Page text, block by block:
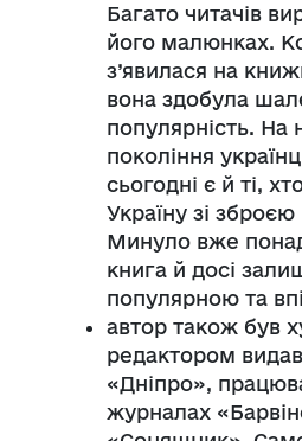
Багато читачів
його малюнках.
з’явилася на
вона здобула
популярність. На
покоління
сьогодні є й ті,
Україну зі зброєю
Минуло вже
книга й досі
популярною та
автор також був
редактором
«Дніпро»,
журналах